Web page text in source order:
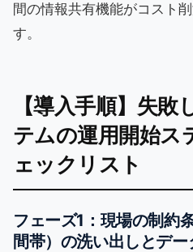
間の情報共有機能がコスト
す。
【導入手順】失
テムの運用開始ス
ェックリスト
フェーズ1：現場の制約
間帯）の洗い出しとデー